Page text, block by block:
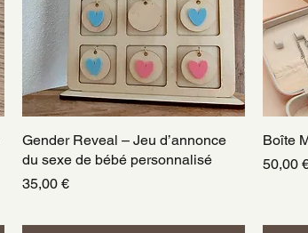
Aperçu rapide
Gender Reveal – Jeu d’annonce
du sexe de bébé personnalisé
Prix
35,00 €
Boîte
Prix
50,00